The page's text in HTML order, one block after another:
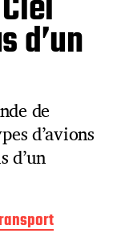
d’un
de
d’avions
d’un